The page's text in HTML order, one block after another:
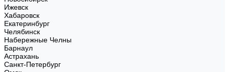
Ижевск
Хабаровск
Екатеринбург
Челябинск
Набережные Челны
Барнаул
Астрахань
Санкт-Петербург